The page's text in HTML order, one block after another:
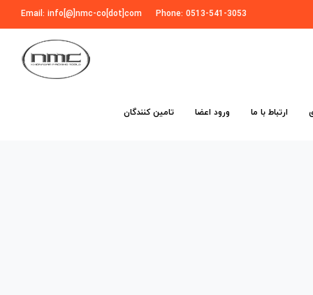
Phone: 0513-541-3053
Email: info[@]nmc-co[dot]com
ارتباط با ما ورود اعضا تامین کنندگان